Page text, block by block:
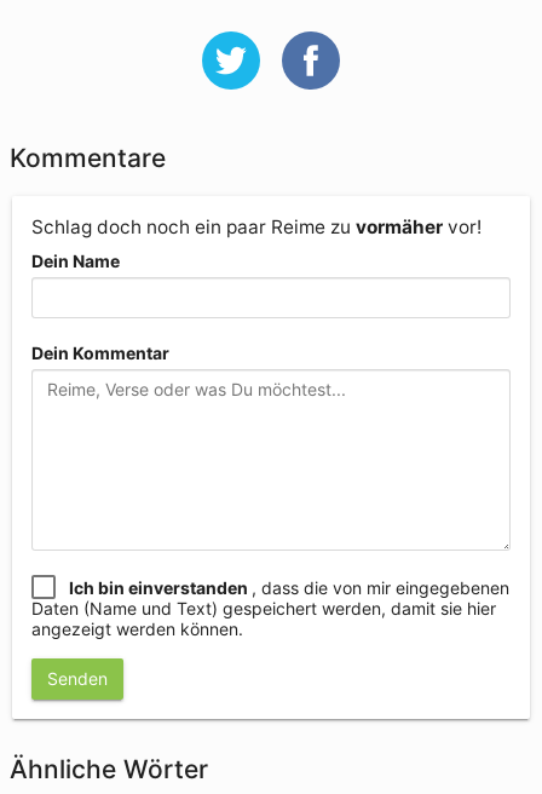
Kommentare
Schlag doch noch ein paar Reime zu vormäher vor!
Dein Name
Dein Kommentar
Ich bin einverstanden , dass die von mir eingegebenen
Daten (Name und Text) gespeichert werden, damit sie hier
angezeigt werden können.
Senden
Ähnliche Wörter